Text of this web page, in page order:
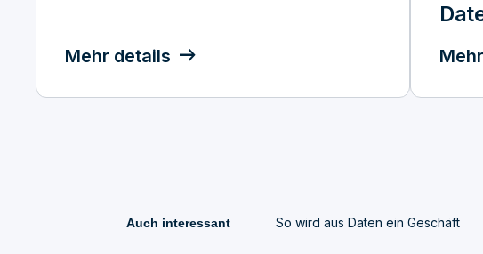
Mehr details
Auch interessant So wird aus Daten ein Geschäft